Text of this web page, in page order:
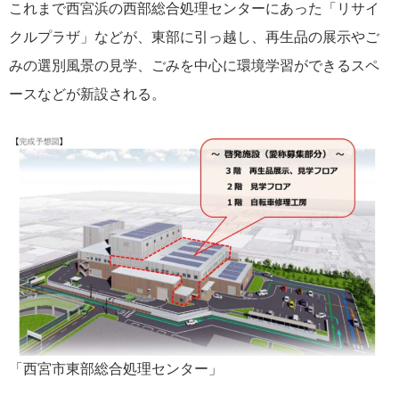
これまで西宮浜の西部総合処理センターにあった「リサイ
クルプラザ」などが、東部に引っ越し、再生品の展示やご
みの選別風景の見学、ごみを中心に環境学習ができるスペ
ースなどが新設される。
「西宮市東部総合処理センター」